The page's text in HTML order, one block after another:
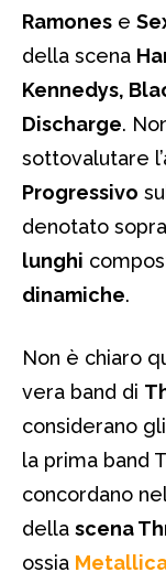
Ramones e
della scena
Kennedys,
Discharge.
sottovalutare
Progressivo
denotato
lunghi
dinamiche.
Non è chiaro
vera band di
considerano
la prima band
concordano
della scena
ossia